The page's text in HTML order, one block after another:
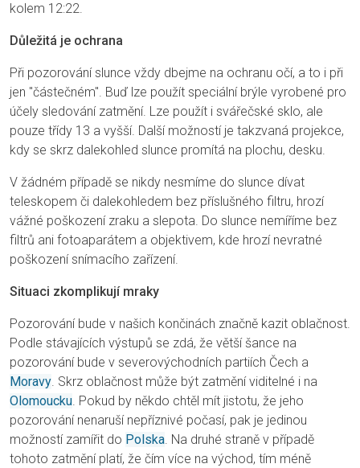
kolem 12:22.
Důležitá je ochrana
Při pozorování slunce vždy dbejme na ochranu očí, a to i při
jen "částečném". Buď lze použít speciální brýle vyrobené pro
účely sledování zatmění. Lze použít i svářečské sklo, ale
pouze třídy 13 a vyšší. Další možností je takzvaná projekce,
kdy se skrz dalekohled slunce promítá na plochu, desku.
V žádném případě se nikdy nesmíme do slunce dívat
teleskopem či dalekohledem bez příslušného filtru, hrozí
vážné poškození zraku a slepota. Do slunce nemíříme bez
filtrů ani fotoaparátem a objektivem, kde hrozí nevratné
poškození snímacího zařízení.
Situaci zkomplikují mraky
Pozorování bude v našich končinách značně kazit oblačnost.
Podle stávajících výstupů se zdá, že větší šance na
pozorování bude v severovýchodních partiích Čech a
Moravy. Skrz oblačnost může být zatmění viditelné i na
Olomoucku. Pokud by někdo chtěl mít jistotu, že jeho
pozorování nenaruší nepříznivé počasí, pak je jedinou
možností zamířit do Polska. Na druhé straně v případě
tohoto zatmění platí, že čím více na východ, tím méně